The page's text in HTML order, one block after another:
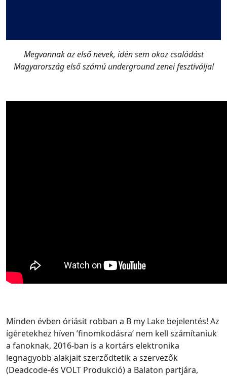
Megvannak az első nevek, idén sem okoz csalódást
Magyarország első számú underground zenei fesztiválja!
Minden évben óriásit robban a B my Lake bejelentés! Az
ígéretekhez híven ’finomkodásra’ nem kell számítaniuk
a fanoknak, 2016-ban is a kortárs elektronika
legnagyobb alakjait szerződtetik a szervezők
(Deadcode-és VOLT Produkció) a Balaton partjára,